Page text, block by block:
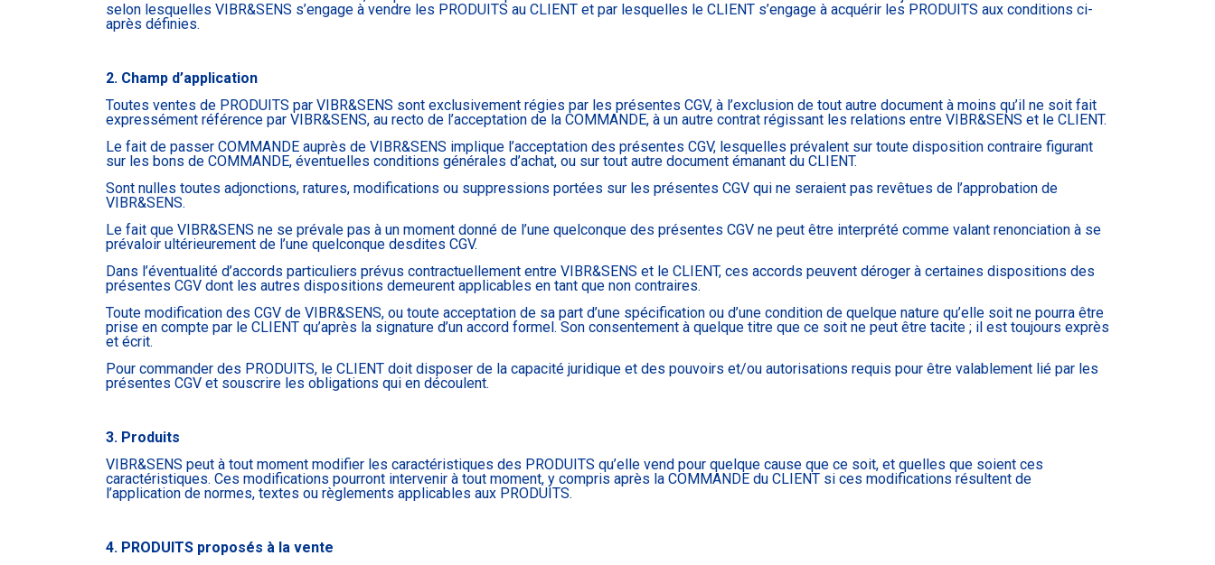
selon lesquelles VIBR&SENS s’engage à vendre les PRODUITS au CLIENT et par lesquelles le CLIENT s’engage à acquérir les PRODUITS aux conditions ci-
après définies.
2. Champ d’application
Toutes ventes de PRODUITS par VIBR&SENS sont exclusivement régies par les présentes CGV, à l’exclusion de tout autre document à moins qu’il ne soit fait
expressément référence par VIBR&SENS, au recto de l’acceptation de la COMMANDE, à un autre contrat régissant les relations entre VIBR&SENS et le CLIENT.
Le fait de passer COMMANDE auprès de VIBR&SENS implique l’acceptation des présentes CGV, lesquelles prévalent sur toute disposition contraire figurant
sur les bons de COMMANDE, éventuelles conditions générales d’achat, ou sur tout autre document émanant du CLIENT.
Sont nulles toutes adjonctions, ratures, modifications ou suppressions portées sur les présentes CGV qui ne seraient pas revêtues de l’approbation de
VIBR&SENS.
Le fait que VIBR&SENS ne se prévale pas à un moment donné de l’une quelconque des présentes CGV ne peut être interprété comme valant renonciation à se
prévaloir ultérieurement de l’une quelconque desdites CGV.
Dans l’éventualité d’accords particuliers prévus contractuellement entre VIBR&SENS et le CLIENT, ces accords peuvent déroger à certaines dispositions des
présentes CGV dont les autres dispositions demeurent applicables en tant que non contraires.
Toute modification des CGV de VIBR&SENS, ou toute acceptation de sa part d’une spécification ou d’une condition de quelque nature qu’elle soit ne pourra être
prise en compte par le CLIENT qu’après la signature d’un accord formel. Son consentement à quelque titre que ce soit ne peut être tacite ; il est toujours exprès
et écrit.
Pour commander des PRODUITS, le CLIENT doit disposer de la capacité juridique et des pouvoirs et/ou autorisations requis pour être valablement lié par les
présentes CGV et souscrire les obligations qui en découlent.
3. Produits
VIBR&SENS peut à tout moment modifier les caractéristiques des PRODUITS qu’elle vend pour quelque cause que ce soit, et quelles que soient ces
caractéristiques. Ces modifications pourront intervenir à tout moment, y compris après la COMMANDE du CLIENT si ces modifications résultent de
l’application de normes, textes ou règlements applicables aux PRODUITS.
4. PRODUITS proposés à la vente